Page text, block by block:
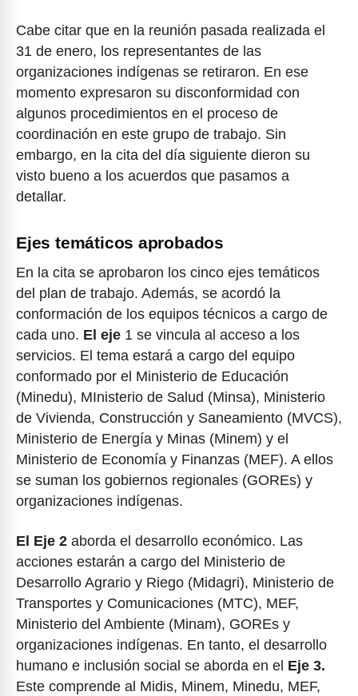
Cabe citar que en la reunión pasada realizada el
31 de enero, los representantes de las
organizaciones indígenas se retiraron. En ese
momento expresaron su disconformidad con
algunos procedimientos en el proceso de
coordinación en este grupo de trabajo. Sin
embargo, en la cita del día siguiente dieron su
visto bueno a los acuerdos que pasamos a
detallar.
Ejes temáticos aprobados
En la cita se aprobaron los cinco ejes temáticos
del plan de trabajo. Además, se acordó la
conformación de los equipos técnicos a cargo de
cada uno. El eje 1 se vincula al acceso a los
servicios. El tema estará a cargo del equipo
conformado por el Ministerio de Educación
(Minedu), MInisterio de Salud (Minsa), Ministerio
de Vivienda, Construcción y Saneamiento (MVCS),
Ministerio de Energía y Minas (Minem) y el
Ministerio de Economía y Finanzas (MEF). A ellos
se suman los gobiernos regionales (GOREs) y
organizaciones indígenas.
El Eje 2 aborda el desarrollo económico. Las
acciones estarán a cargo del Ministerio de
Desarrollo Agrario y Riego (Midagri), Ministerio de
Transportes y Comunicaciones (MTC), MEF,
Ministerio del Ambiente (Minam), GOREs y
organizaciones indígenas. En tanto, el desarrollo
humano e inclusión social se aborda en el Eje 3.
Este comprende al Midis, Minem, Minedu, MEF,